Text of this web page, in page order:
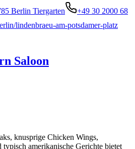
Berlin Tiergarten
+49 30 2000 68
lindenbraeu-am-potsdamer-platz
Saloon
knusprige Chicken Wings,
amerikanische Gerichte bietet